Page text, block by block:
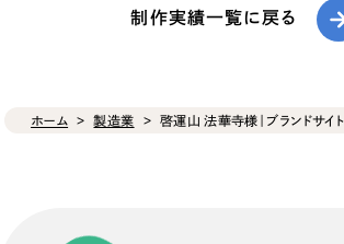
制作実績一覧に戻る
ホーム 製造業 啓運山 法華寺様｜ブランドサイト